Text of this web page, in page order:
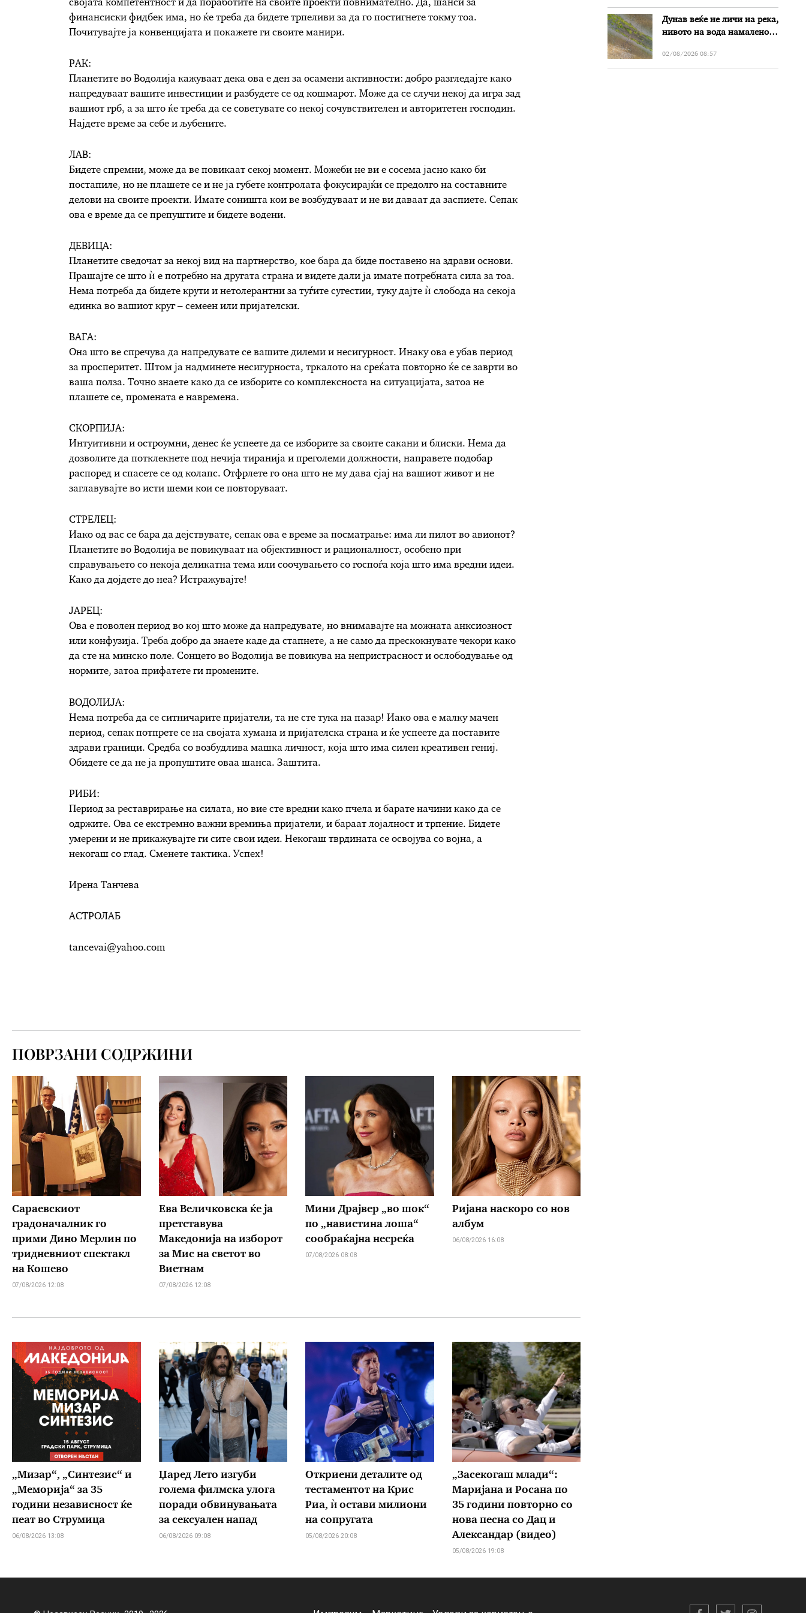
својата компетентност и да поработите на своите проекти повнимателно. Да, шанси за
финансиски фидбек има, но ќе треба да бидете трпеливи за да го постигнете токму тоа.
Почитувајте ја конвенцијата и покажете ги своите манири.
РАК:
Планетите во Водолија кажуваат дека ова е ден за осамени активности: добро разгледајте како
напредуваат вашите инвестиции и разбудете се од кошмарот. Може да се случи некој да игра зад
вашиот грб, а за што ќе треба да се советувате со некој сочувствителен и авторитетен господин.
Најдете време за себе и љубените.
ЛАВ:
Бидете спремни, може да ве повикаат секој момент. Можеби не ви е сосема јасно како би
постапиле, но не плашете се и не ја губете контролата фокусирајќи се предолго на составните
делови на своите проекти. Имате соништа кои ве возбудуваат и не ви даваат да заспиете. Сепак
ова е време да се препуштите и бидете водени.
ДЕВИЦА:
Планетите сведочат за некој вид на партнерство, кое бара да биде поставено на здрави основи.
Прашајте се што ѝ е потребно на другата страна и видете дали ја имате потребната сила за тоа.
Нема потреба да бидете крути и нетолерантни за туѓите сугестии, туку дајте ѝ слобода на секоја
единка во вашиот круг – семеен или пријателски.
ВАГА:
Она што ве спречува да напредувате се вашите дилеми и несигурност. Инаку ова е убав период
за просперитет. Штом ја надминете несигурноста, тркалото на среќата повторно ќе се заврти во
ваша полза. Точно знаете како да се изборите со комплексноста на ситуацијата, затоа не
плашете се, промената е навремена.
СКОРПИЈА:
Интуитивни и остроумни, денес ќе успеете да се изборите за своите сакани и блиски. Нема да
дозволите да потклекнете под нечија тиранија и преголеми должности, направете подобар
распоред и спасете се од колапс. Отфрлете го она што не му дава сјај на вашиот живот и не
заглавувајте во исти шеми кои се повторуваат.
СТРЕЛЕЦ:
Иако од вас се бара да дејствувате, сепак ова е време за посматрање: има ли пилот во авионот?
Планетите во Водолија ве повикуваат на објективност и рационалност, особено при
справувањето со некоја деликатна тема или соочувањето со госпоѓа која што има вредни идеи.
Како да дојдете до неа? Истражувајте!
ЈАРЕЦ:
Ова е поволен период во кој што може да напредувате, но внимавајте на можната анксиозност
или конфузија. Треба добро да знаете каде да стапнете, а не само да прескокнувате чекори како
да сте на минско поле. Сонцето во Водолија ве повикува на непристрасност и ослободување од
нормите, затоа прифатете ги промените.
ВОДОЛИЈА:
Нема потреба да се ситничарите пријатели, та не сте тука на пазар! Иако ова е малку мачен
период, сепак потпрете се на својата хумана и пријателска страна и ќе успеете да поставите
здрави граници. Средба со возбудлива машка личност, која што има силен креативен гениј.
Обидете се да не ја пропуштите оваа шанса. Заштита.
РИБИ:
Период за реставрирање на силата, но вие сте вредни како пчела и барате начини како да се
одржите. Ова се екстремно важни времиња пријатели, и бараат лојалност и трпение. Бидете
умерени и не прикажувајте ги сите свои идеи. Некогаш тврдината се освојува со војна, а
некогаш со глад. Сменете тактика. Успех!
Ирена Танчева
АСТРОЛАБ
tancevai@yahoo.com
ПОВРЗАНИ СОДРЖИНИ
Сараевскиот
градоначалник го
прими Дино Мерлин по
тридневниот спектакл
на Кошево
07/08/2026 12:08
Ева Величковска ќе ја
претставува
Македонија на изборот
за Мис на светот во
Виетнам
07/08/2026 12:08
Мини Драјвер „во шок“
по „навистина лоша“
сообраќајна несреќа
07/08/2026 08:08
Ријана наскоро со нов
албум
06/08/2026 16:08
„Мизар“, „Синтезис“ и
„Меморија“ за 35
години независност ќе
пеат во Струмица
06/08/2026 13:08
Џаред Лето изгуби
голема филмска улога
поради обвинувањата
за сексуален напад
06/08/2026 09:08
Откриени деталите од
тестаментот на Крис
Риа, ѝ остави милиони
на сопругата
05/08/2026 20:08
„Засекогаш млади“:
Маријана и Росана по
35 години повторно со
нова песна со Дац и
Александар (видео)
05/08/2026 19:08
Дунав веќе не личи на река,
нивото на вода намалено
Бугарија
02/08/2026 08:57